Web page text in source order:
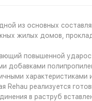
из основных
жилых домов,
повышенной
добавками
Rehau реализуется
в раструб